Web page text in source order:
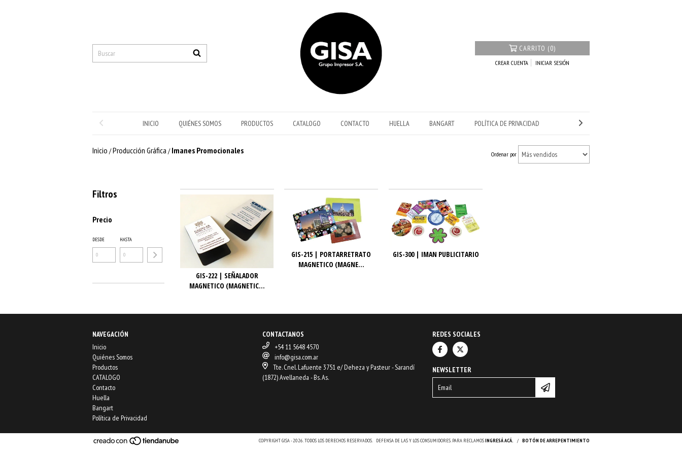
CARRITO (0)
CREAR CUENTA INICIAR SESIÓN
INICIO QUIÉNES SOMOS PRODUCTOS CATALOGO CONTACTO HUELLA BANGART POLÍTICA DE PRIVACIDAD
Inicio /Producción Gráfica / Imanes Promocionales Ordenar por
Filtros
Precio
DESDE HASTA
GIS-222 | SEÑALADOR
MAGNETICO (MAGNETIC...
GIS-215 | PORTARRETRATO
MAGNETICO (MAGNE...
GIS-300 | IMAN PUBLICITARIO
NAVEGACIÓN
Inicio
Quiénes Somos
Productos
CATALOGO
Contacto
Huella
Bangart
Política de Privacidad
CONTACTANOS
+54 11 5648 4570
info@gisa.com.ar
Tte. Cnel. Lafuente 3751 e/ Deheza y Pasteur - Sarandí
(1872) Avellaneda - Bs. As.
REDES SOCIALES
NEWSLETTER
COPYRIGHT GISA - 2026. TODOS LOS DERECHOS RESERVADOS. DEFENSA DE LAS Y LOS CONSUMIDORES. PARA RECLAMOSINGRESÁ ACÁ. / BOTÓN DE ARREPENTIMIENTO